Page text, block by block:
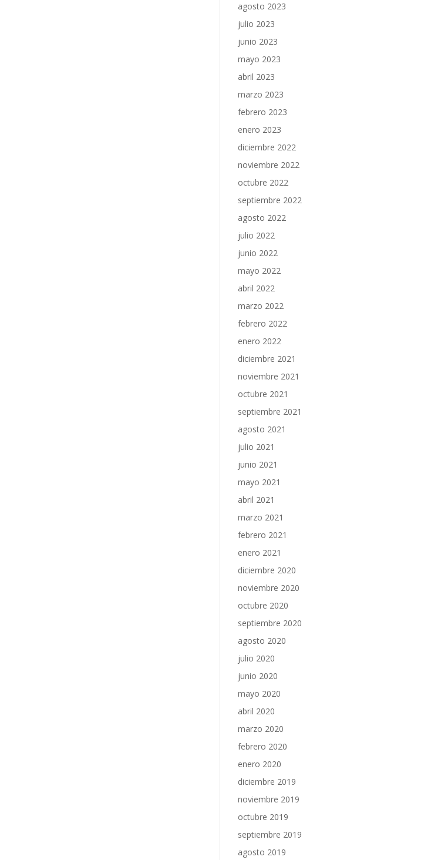
agosto 2023
julio 2023
junio 2023
mayo 2023
abril 2023
marzo 2023
febrero 2023
enero 2023
diciembre 2022
noviembre 2022
octubre 2022
septiembre 2022
agosto 2022
julio 2022
junio 2022
mayo 2022
abril 2022
marzo 2022
febrero 2022
enero 2022
diciembre 2021
noviembre 2021
octubre 2021
septiembre 2021
agosto 2021
julio 2021
junio 2021
mayo 2021
abril 2021
marzo 2021
febrero 2021
enero 2021
diciembre 2020
noviembre 2020
octubre 2020
septiembre 2020
agosto 2020
julio 2020
junio 2020
mayo 2020
abril 2020
marzo 2020
febrero 2020
enero 2020
diciembre 2019
noviembre 2019
octubre 2019
septiembre 2019
agosto 2019